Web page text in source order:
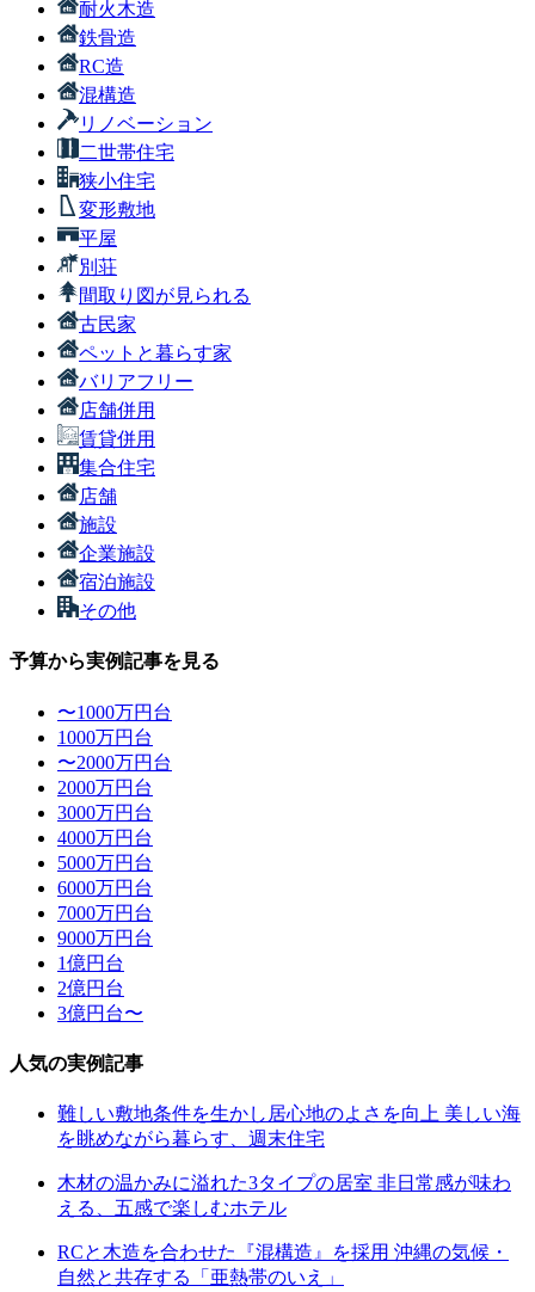
耐火木造
鉄骨造
RC造
混構造
リノベーション
二世帯住宅
狭小住宅
変形敷地
平屋
別荘
間取り図が見られる
古民家
ペットと暮らす家
バリアフリー
店舗併用
賃貸併用
集合住宅
店舗
施設
企業施設
宿泊施設
その他
予算から実例記事を見る
〜1000万円台
1000万円台
〜2000万円台
2000万円台
3000万円台
4000万円台
5000万円台
6000万円台
7000万円台
9000万円台
1億円台
2億円台
3億円台〜
人気の実例記事
難しい敷地条件を生かし居心地のよさを向上 美しい海
を眺めながら暮らす、週末住宅
木材の温かみに溢れた3タイプの居室 非日常感が味わ
える、五感で楽しむホテル
RCと木造を合わせた『混構造』を採用 沖縄の気候・
自然と共存する「亜熱帯のいえ」